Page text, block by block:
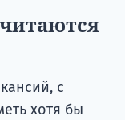
с
хотя бы